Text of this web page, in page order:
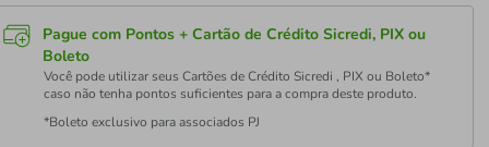
Pague com Pontos + Cartão de Crédito Sicredi, PIX ou
Boleto
Você pode utilizar seus Cartões de Crédito Sicredi , PIX ou Boleto*
caso não tenha pontos suficientes para a compra deste produto.
*Boleto exclusivo para associados PJ